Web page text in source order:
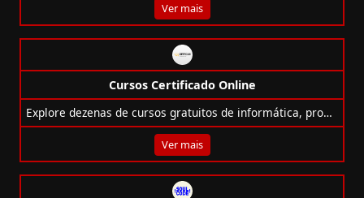
Ver mais
Cursos Certificado Online
Explore dezenas de cursos gratuitos de informática, programação, design, redes e mais para turbinar sua carreira online!
Ver mais